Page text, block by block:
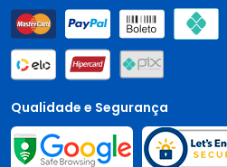
Qualidade e Segurança